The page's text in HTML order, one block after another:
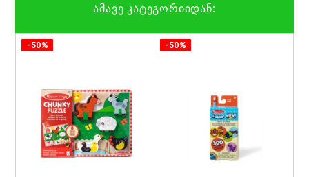
ამავე კატეგორიიდან:
-50% -50%